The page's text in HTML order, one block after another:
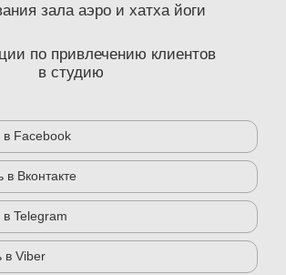
зала аэро и хатха йоги
по привлечению клиентов
в студию
в Facebook
в Вконтакте
Telegram
в Viber